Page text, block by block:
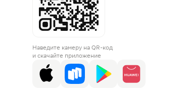
Наведите камеру на QR-код
и скачайте приложение